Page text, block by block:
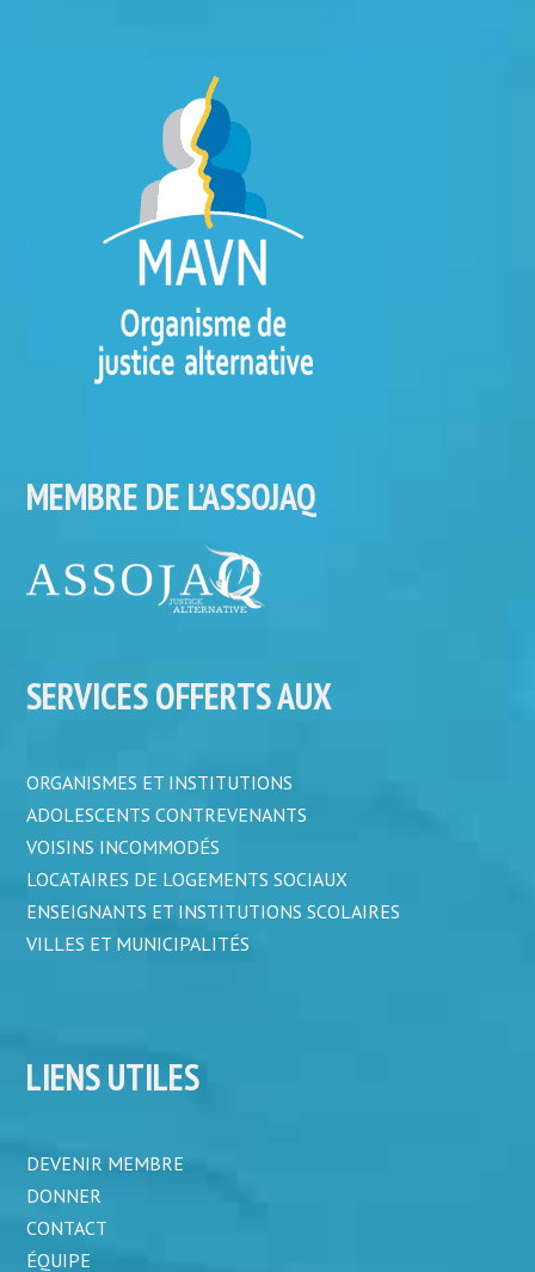
MEMBRE DE L’ASSOJAQ
SERVICES OFFERTS AUX
ORGANISMES ET INSTITUTIONS
ADOLESCENTS CONTREVENANTS
VOISINS INCOMMODÉS
LOCATAIRES DE LOGEMENTS SOCIAUX
ENSEIGNANTS ET INSTITUTIONS SCOLAIRES
VILLES ET MUNICIPALITÉS
LIENS UTILES
DEVENIR MEMBRE
DONNER
CONTACT
ÉQUIPE